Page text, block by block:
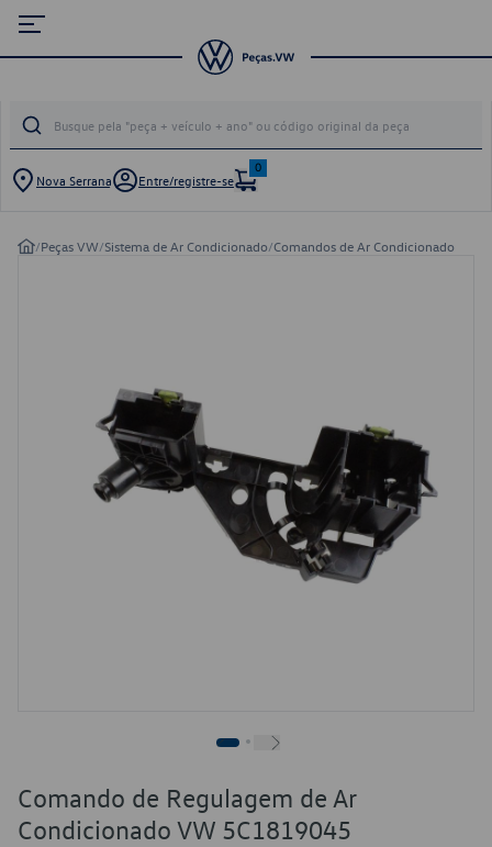
Nova Serrana Entre/registre-se
0
/Peças VW/Sistema de Ar Condicionado/Comandos de Ar Condicionado
Comando de Regulagem de Ar
Condicionado VW 5C1819045